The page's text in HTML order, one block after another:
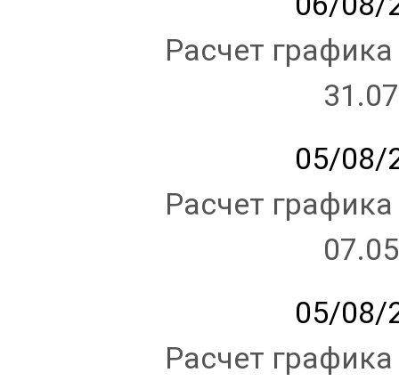
Расчет
05/08/
Расчет
05/08/
Расчет